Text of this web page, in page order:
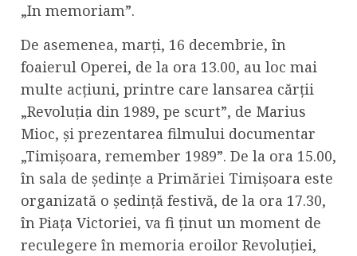
„In memoriam”.
De asemenea, marți, 16 decembrie, în
foaierul Operei, de la ora 13.00, au loc mai
multe acțiuni, printre care lansarea cărții
„Revoluția din 1989, pe scurt”, de Marius
Mioc, și prezentarea filmului documentar
„Timișoara, remember 1989”. De la ora 15.00,
în sala de ședințe a Primăriei Timișoara este
organizată o ședință festivă, de la ora 17.30,
în Piața Victoriei, va fi ținut un moment de
reculegere în memoria eroilor Revoluției,